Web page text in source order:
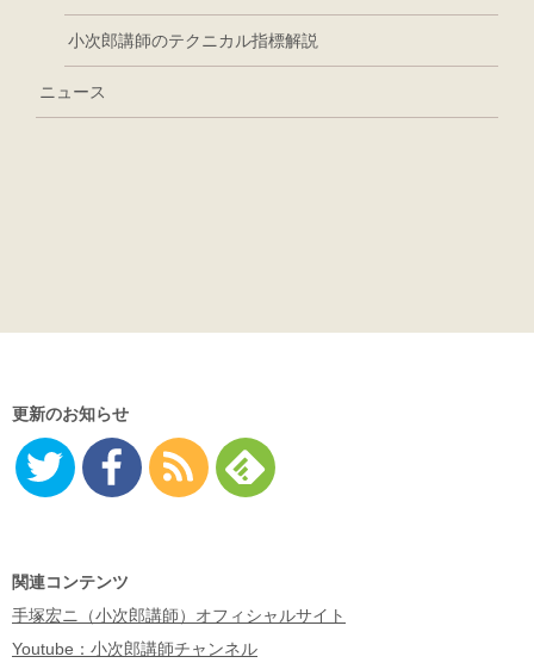
小次郎講師のテクニカル指標解説
ニュース
更新のお知らせ
関連コンテンツ
手塚宏ニ（小次郎講師）オフィシャルサイト
Youtube：小次郎講師チャンネル